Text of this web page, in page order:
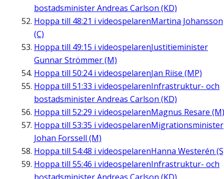
bostadsminister Andreas Carlson (KD)
Hoppa till 48:21 i videospelarenMartina Johansson
(C)
Hoppa till 49:15 i videospelarenJustitieminister
Gunnar Strömmer (M)
Hoppa till 50:24i videospelarenJan Riise (MP)
Hoppa till 51:33 i videospelarenInfrastruktur- och
bostadsminister Andreas Carlson (KD)
Hoppa till 52:29 i videospelarenMagnus Resare (M)
Hoppa till 53:35 i videospelarenMigrationsminister
Johan Forssell (M)
Hoppa till 54:48 i videospelarenHanna Westerén
Hoppa till 55:46 i videospelarenInfrastruktur- och